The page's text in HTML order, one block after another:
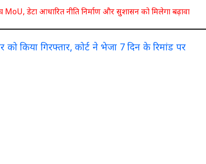
डेटा आधारित नीति निर्माण और सुशासन को मिलेगा बढ़ावा
किया गिरफ्तार, कोर्ट ने भेजा 7 दिन के रिमांड पर